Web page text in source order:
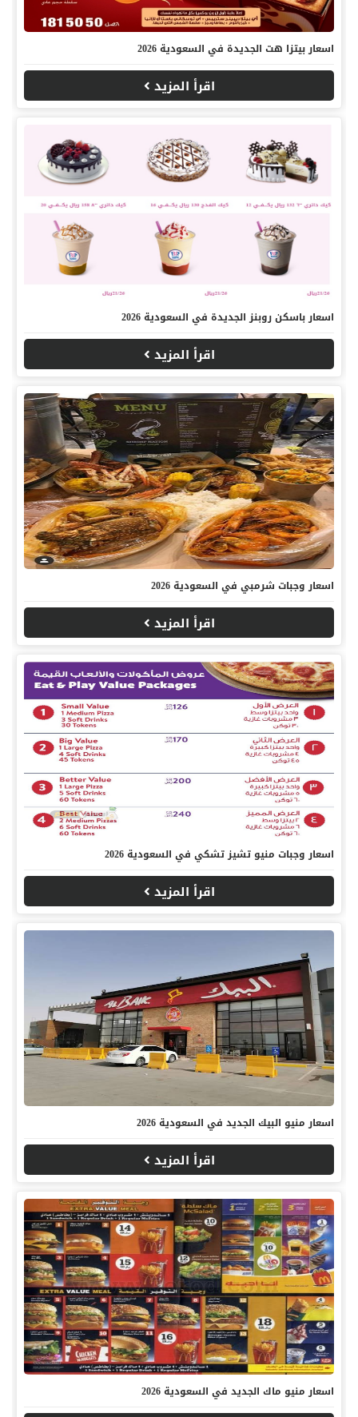
اسعار بيتزا هت الجديدة في السعودية 2026
اقرأ المزيد
اسعار باسكن روبنز الجديدة في السعودية 2026
اقرأ المزيد
اسعار وجبات شرمبي في السعودية 2026
اقرأ المزيد
اسعار وجبات منيو تشيز تشكي في السعودية 2026
اقرأ المزيد
اسعار منيو البيك الجديد في السعودية 2026
اقرأ المزيد
اسعار منيو ماك الجديد في السعودية 2026